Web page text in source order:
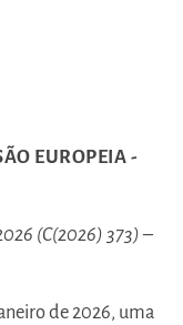
EUROPEIA -
(C(2026) 373) –
de 2026, uma